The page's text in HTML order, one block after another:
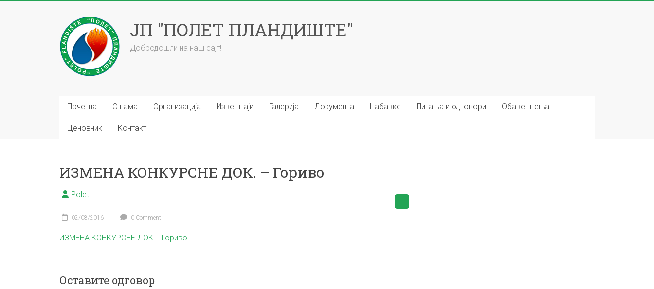
ЈП "ПОЛЕТ ПЛАНДИШТЕ"
Добродошли на наш сајт!
Почетна О нама Организација Извештаји Галерија Документа Набавке Питања и одговори Обавештења
Ценовник Контакт
ИЗМЕНА КОНКУРСНЕ ДОК. – Гориво
Polet
02/08/2016 0 Comment
ИЗМЕНА КОНКУРСНЕ ДОК. - Гориво
Оставите одговор